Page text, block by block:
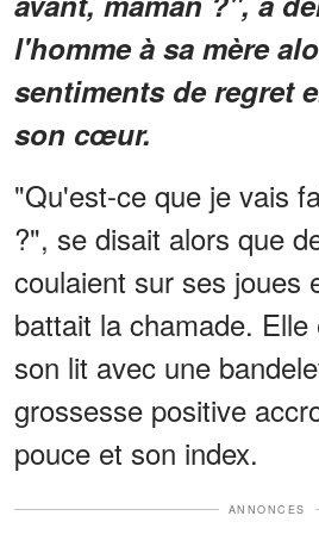
l'homme à sa mère
sentiments de regret
son cœur.
"Qu'est-ce que je vais
?", se disait alors que
coulaient sur ses
battait la chamade.
son lit avec une
grossesse positive
pouce et son index.
ANNONCES